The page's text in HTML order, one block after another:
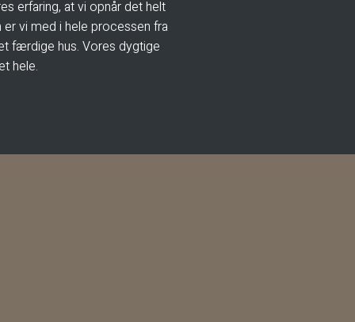
erfaring, at vi opnår det helt
vi med i hele processen fra
færdige hus. Vores dygtige
hele.​